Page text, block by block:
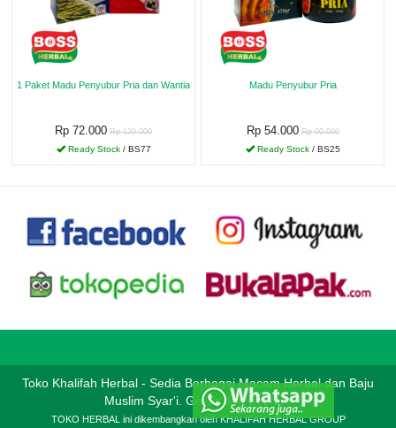
1 Paket Madu Penyubur Pria dan Wantia
Rp 72.000 Rp 120.000
Ready Stock/ BS77
Madu Penyubur Pria
Rp 54.000 Rp 90.000
Ready Stock/ BS25
Toko Khalifah Herbal - Sedia Berbagai Macam Herbal dan Baju
Muslim Syar'i. Grosir dan Eceran.
TOKO HERBAL ini dikembangkan oleh KHALIFAH HERBAL GROUP